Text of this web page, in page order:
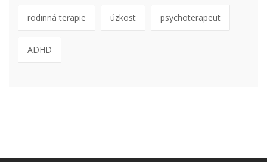
rodinná terapie úzkost psychoterapeut
ADHD